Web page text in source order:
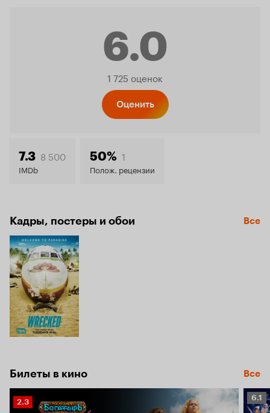
6.0
Рейтинг
6.0
1 725 оценок
Оценить
7.3 8 500
IMDb
50% 1
Полож. рецензии
Кадры, постеры и обои Все
Билеты в кино Все
Рейтинг
2.3 6.1